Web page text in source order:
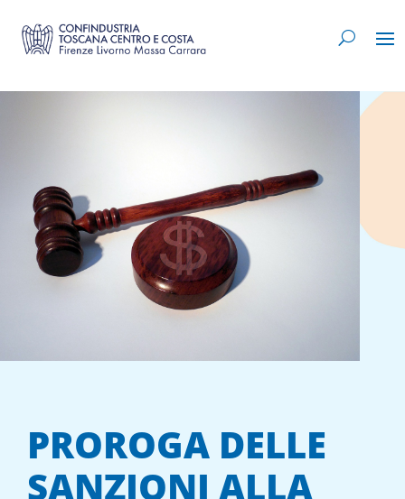
PROROGA DELLE
SANZIONI ALLA